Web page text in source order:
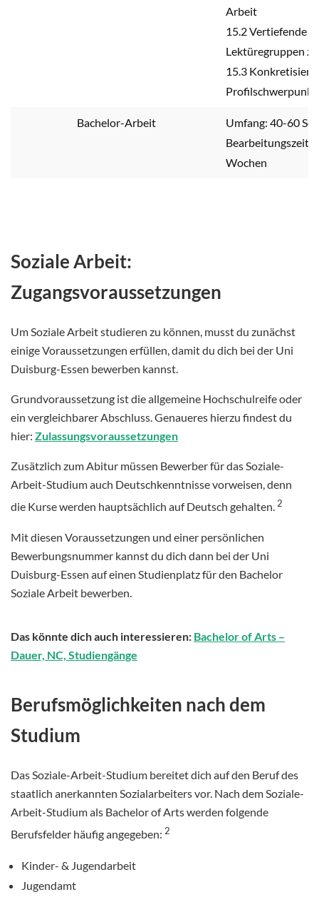
Arbeit
15.2 Vertiefende
Lektüregruppen
15.3
Bachelor-Arbeit
Umfang: 40-60
Bearbeitungszeit:
Wochen
Soziale Arbeit:
Zugangsvoraussetzungen
Um Soziale Arbeit studieren zu können, musst du zunächst
einige Voraussetzungen erfüllen, damit du dich bei der Uni
Duisburg-Essen bewerben kannst.
Grundvoraussetzung ist die allgemeine Hochschulreife oder
ein vergleichbarer Abschluss. Genaueres hierzu findest du
hier: Zulassungsvoraussetzungen
Zusätzlich zum Abitur müssen Bewerber für das Soziale-
Arbeit-Studium auch Deutschkenntnisse vorweisen, denn
die Kurse werden hauptsächlich auf Deutsch gehalten.2
Mit diesen Voraussetzungen und einer persönlichen
Bewerbungsnummer kannst du dich dann bei der Uni
Duisburg-Essen auf einen Studienplatz für den Bachelor
Soziale Arbeit bewerben.
Das könnte dich auch interessieren: Bachelor of Arts –
Dauer, NC, Studiengänge
Berufsmöglichkeiten nach dem
Studium
Das Soziale-Arbeit-Studium bereitet dich auf den Beruf des
staatlich anerkannten Sozialarbeiters vor. Nach dem Soziale-
Arbeit-Studium als Bachelor of Arts werden folgende
Berufsfelder häufig angegeben: 2
Kinder- & Jugendarbeit
Jugendamt